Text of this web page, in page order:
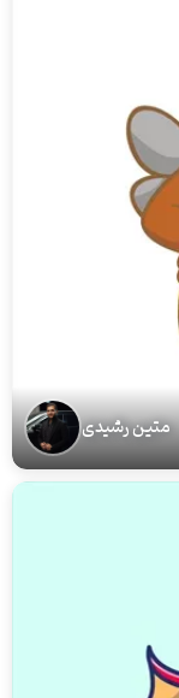
متین رشیدی